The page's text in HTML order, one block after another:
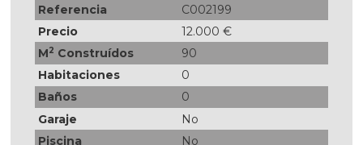
Referencia
C002199
Precio
12.000 €
M2 Construídos
90
Habitaciones
0
Baños
0
Garaje
No
Piscina
No